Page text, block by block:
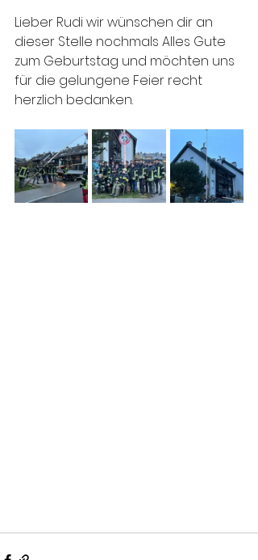
Lieber Rudi wir wünschen dir an
dieser Stelle nochmals Alles Gute
zum Geburtstag und möchten uns
für die gelungene Feier recht
herzlich bedanken.